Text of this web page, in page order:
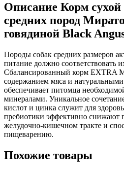
Описание Корм сухой
средних пород
говядиной Black
Породы собак средних размеров
питание должно соответствовать
Сбалансированный корм EXTRA
содержанием мяса и
обеспечивает питомца
минералами. Уникальное
кислот и цинка служит для
пребиотики эффективно снижают
желудочно-кишечном тракте и
пищеварению.
Похожие товары